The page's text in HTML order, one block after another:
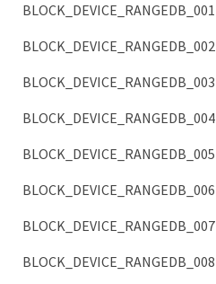
BLOCK_DEVICE_RANGEDB_001
BLOCK_DEVICE_RANGEDB_002
BLOCK_DEVICE_RANGEDB_003
BLOCK_DEVICE_RANGEDB_004
BLOCK_DEVICE_RANGEDB_005
BLOCK_DEVICE_RANGEDB_006
BLOCK_DEVICE_RANGEDB_007
BLOCK_DEVICE_RANGEDB_008